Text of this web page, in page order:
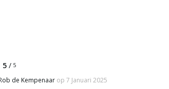
5/ 5
de Kempenaarop 7 Januari 2025